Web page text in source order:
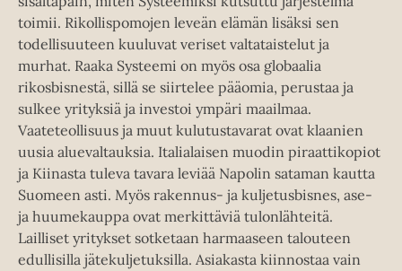
toimii. Rikollispomojen leveän elämän lisäksi sen
todellisuuteen kuuluvat veriset valtataistelut ja
murhat. Raaka Systeemi on myös osa globaalia
rikosbisnestä, sillä se siirtelee pääomia, perustaa ja
sulkee yrityksiä ja investoi ympäri maailmaa.
Vaateteollisuus ja muut kulutustavarat ovat klaanien
uusia aluevaltauksia. Italialaisen muodin piraattikopiot
ja Kiinasta tuleva tavara leviää Napolin sataman kautta
Suomeen asti. Myös rakennus- ja kuljetusbisnes, ase-
ja huumekauppa ovat merkittäviä tulonlähteitä.
Lailliset yritykset sotketaan harmaaseen talouteen
edullisilla jätekuljetuksilla. Asiakasta kiinnostaa vain